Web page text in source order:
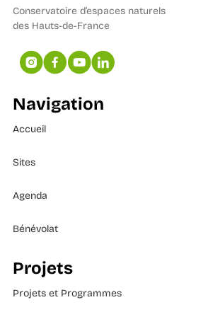
Conservatoire d’espaces naturels
des Hauts-de-France
Navigation
Accueil
Sites
Agenda
Bénévolat
Projets
Projets et Programmes